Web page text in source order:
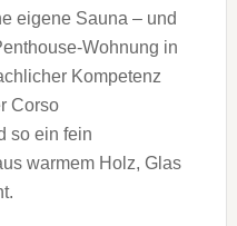
eigene Sauna – und
Wohnung in
Kompetenz
Corso
so ein fein
warmem Holz, Glas